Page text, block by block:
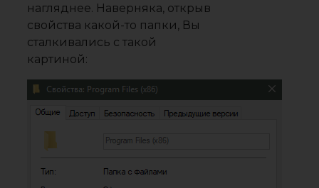
нагляднее. Наверняка, открыв
свойства какой-то папки, Вы
сталкивались с такой
картиной: